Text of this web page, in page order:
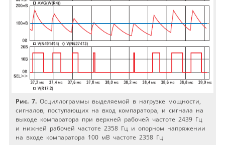
Рис. 7. Осциллограммы выделяемой в нагрузке мощности,
сигналов, поступающих на вход компаратора, и сигнала на
выходе компаратора при верхней рабочей частоте 2439 Гц
и нижней рабочей частоте 2358 Гц и опорном напряжении
на входе компаратора 100 мВ частоте 2358 Гц